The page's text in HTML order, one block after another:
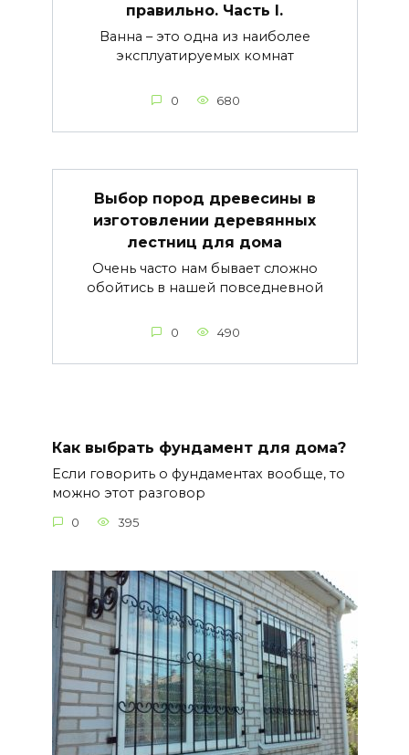
правильно. Часть I.
Ванна – это одна из наиболее
эксплуатируемых комнат
0 680
Выбор пород древесины в
изготовлении деревянных
лестниц для дома
Очень часто нам бывает сложно
обойтись в нашей повседневной
0 490
Как выбрать фундамент для дома?
Если говорить о фундаментах вообще, то
можно этот разговор
0 395